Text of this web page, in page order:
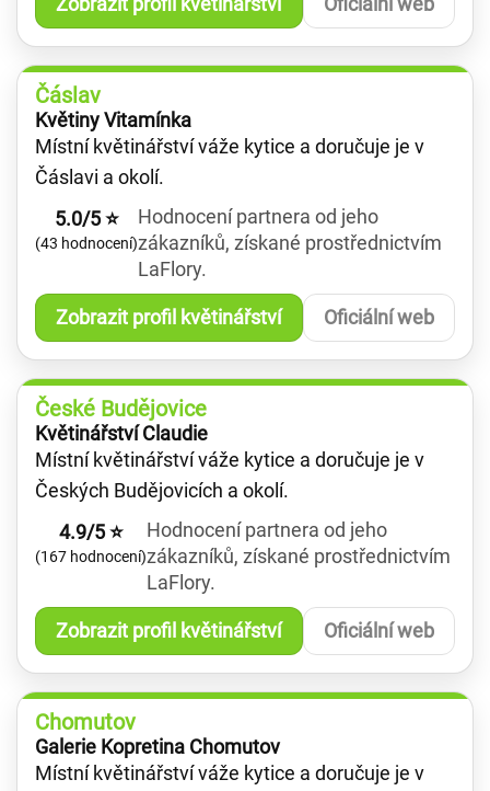
Čáslav
Květiny Vitamínka
Místní květinářství váže kytice a doručuje je v
Čáslavi a okolí.
5.0/5 ⭐
(43 hodnocení)
Hodnocení partnera od jeho
zákazníků, získané prostřednictvím
LaFlory.
Zobrazit profil květinářství Oficiální web
České Budějovice
Květinářství Claudie
Místní květinářství váže kytice a doručuje je v
Českých Budějovicích a okolí.
4.9/5 ⭐
(167 hodnocení)
Hodnocení partnera od jeho
zákazníků, získané prostřednictvím
LaFlory.
Zobrazit profil květinářství Oficiální web
Chomutov
Galerie Kopretina Chomutov
Místní květinářství váže kytice a doručuje je v